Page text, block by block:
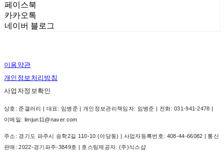
페이스북
카카오톡
네이버 블로그
이용약관
개인정보처리방침
사업자정보확인
상호: 준갤러리 | 대표: 임병준 | 개인정보관리책임자: 임병준 | 전화: 031-941-2478 |
이메일: limjun11@naver.com
주소: 경기도 파주시 송학2길 110-10 (야당동) | 사업자등록번호: 408-44-66082 | 통신
판매:2022-경기파주-3849호 | 호스팅제공자: (주)식스샵